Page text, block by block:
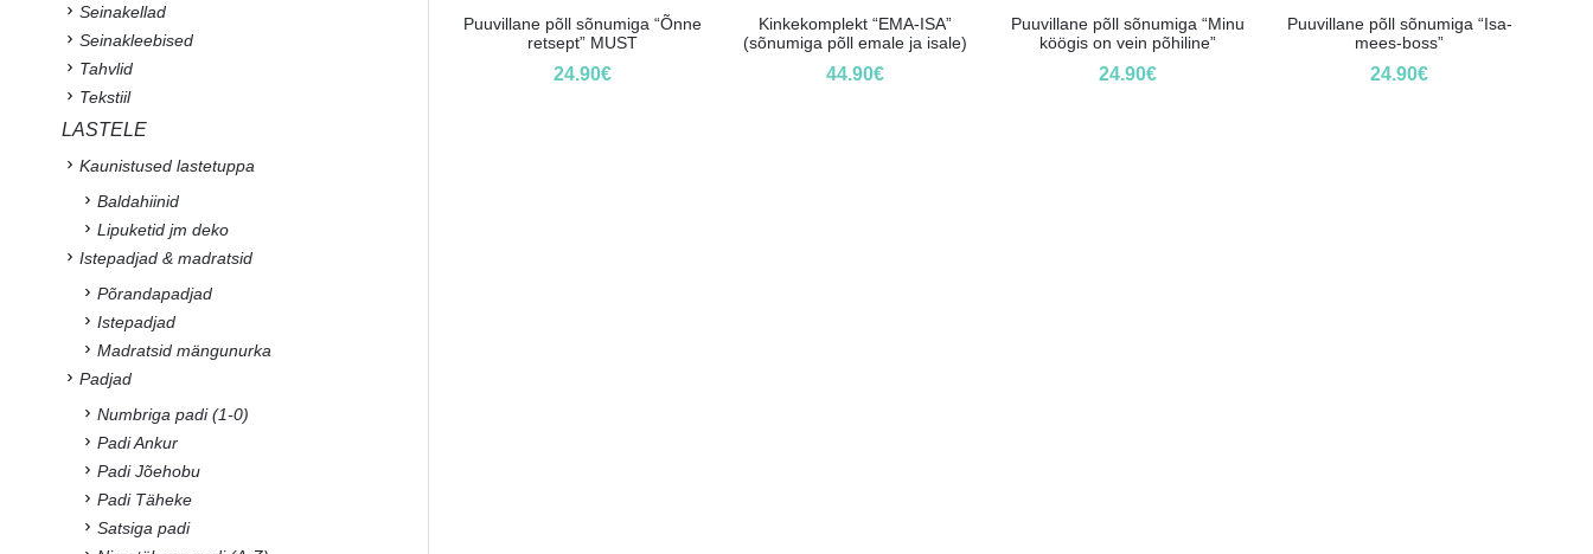
Puuvillane põll sõnumiga “Õnne
retsept” MUST
24.90€
Kinkekomplekt “EMA-ISA”
(sõnumiga põll emale ja isale)
44.90€
Puuvillane põll sõnumiga “Minu
köögis on vein põhiline”
24.90€
Puuvillane põll sõnumiga “Isa-
mees-boss”
24.90€
Seinakellad
Seinakleebised
Tahvlid
Tekstiil
LASTELE
Kaunistused lastetuppa
Baldahiinid
Lipuketid jm deko
Istepadjad & madratsid
Põrandapadjad
Istepadjad
Madratsid mängunurka
Padjad
Numbriga padi (1-0)
Padi Ankur
Padi Jõehobu
Padi Täheke
Satsiga padi